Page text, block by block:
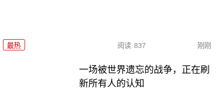
最热 阅读 837 刚刚
一场被世界遗忘的战争，正在刷
新所有人的认知